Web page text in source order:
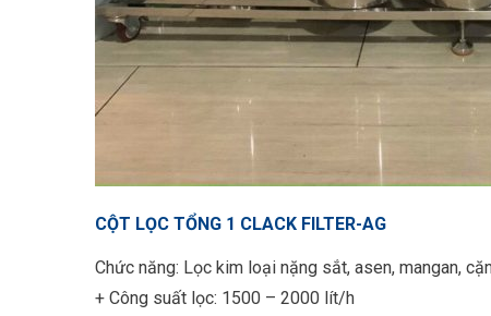
CỘT LỌC TỔNG 1 CLACK FILTER-AG
Chức năng: Lọc kim loại nặng sắt, asen, mangan,
+ Công suất lọc: 1500 – 2000 lít/h